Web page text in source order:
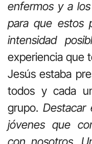
enfermos y a
para que estos
intensidad
experiencia que
Jesús estaba
todos y cada
grupo.
jóvenes que